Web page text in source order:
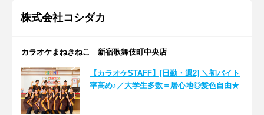
株式会社コシダカ
カラオケまねきねこ 新宿歌舞伎町中央店
【カラオケSTAFF】[日勤・週2] ＼初バイト
率高め♪／大学生多数＝居心地◎髪色自由★